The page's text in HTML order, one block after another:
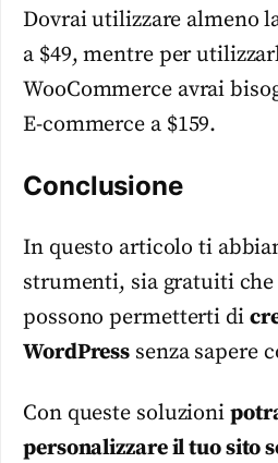
Dovrai utilizzare almeno
a $49, mentre per
WooCommerce avrai
E-commerce a $159.
Conclusione
In questo articolo ti
strumenti, sia gratuiti
possono permetterti di
WordPress senza sapere
Con queste soluzioni
personalizzare il tuo sito